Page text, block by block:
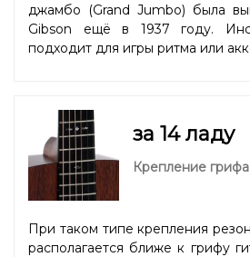
джамбо (Grand Jumbo) была
Gibson ещё в 1937 году.
подходит для игры ритма или
за 14 ладу
Крепление грифа
При таком типе крепления
располагается ближе к грифу